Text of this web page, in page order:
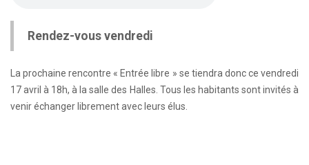
Rendez-vous vendredi
La prochaine rencontre « Entrée libre » se tiendra donc ce vendredi
17 avril à 18h, à la salle des Halles. Tous les habitants sont invités à
venir échanger librement avec leurs élus.